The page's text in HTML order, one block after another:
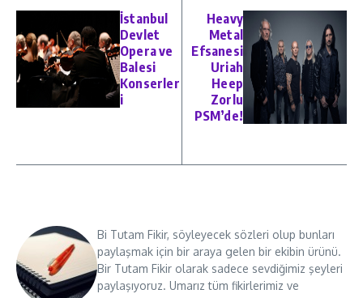
İstanbul
Devlet
Opera ve
Balesi
Konserler
i
Heavy
Metal
Efsanesi
Uriah
Heep
Zorlu
PSM’de!
Bi Tutam Fikir, söyleyecek sözleri olup bunları
paylaşmak için bir araya gelen bir ekibin ürünü.
Bir Tutam Fikir olarak sadece sevdiğimiz şeyleri
paylaşıyoruz. Umarız tüm fikirlerimiz ve